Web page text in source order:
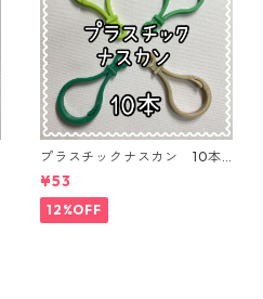
プラスチックナスカン 10本
入り【PK-10】
¥53
12%OFF